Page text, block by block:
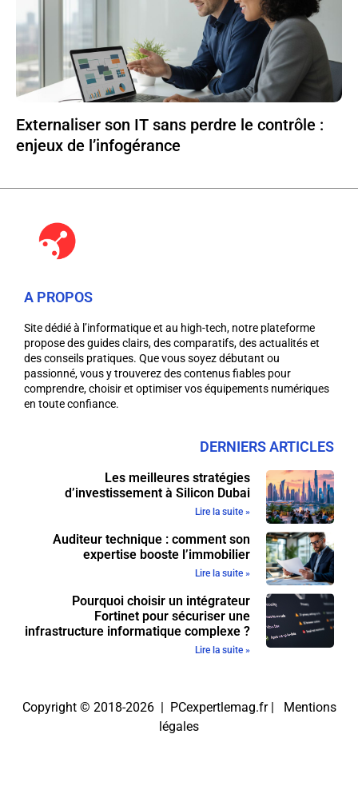
Externaliser son IT sans perdre le contrôle :
enjeux de l’infogérance
A PROPOS
Site dédié à l’informatique et au high-tech, notre plateforme
propose des guides clairs, des comparatifs, des actualités et
des conseils pratiques. Que vous soyez débutant ou
passionné, vous y trouverez des contenus fiables pour
comprendre, choisir et optimiser vos équipements numériques
en toute confiance.
DERNIERS ARTICLES
Les meilleures stratégies
d’investissement à Silicon Dubai
Lire la suite »
Auditeur technique : comment son
expertise booste l’immobilier
Lire la suite »
Pourquoi choisir un intégrateur
Fortinet pour sécuriser une
infrastructure informatique complexe ?
Lire la suite »
Copyright © 2018-2026 | PCexpertlemag.fr |
Mentions
légales